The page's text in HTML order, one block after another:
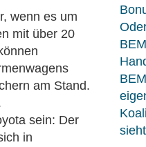
wenn es um
mit über 20
am Stand.
sein: Der
in